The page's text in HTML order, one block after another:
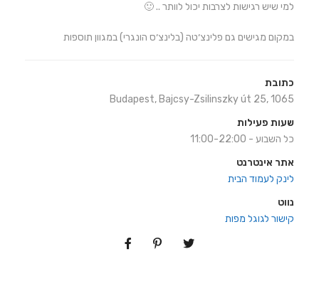
למי שיש רגישות לצרבות יכול לוותר .. 🙂
במקום מגישים גם פלינצ׳טה (בלינצ׳ס הונגרי) במגוון תוספות
כתובת
Budapest, Bajcsy-Zsilinszky út 25, 1065
שעות פעילות
כל השבוע - 11:00-22:00
אתר אינטרנט
לינק לעמוד הבית
נווט
קישור לגוגל מפות